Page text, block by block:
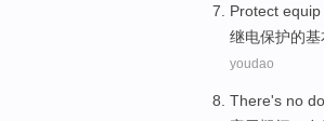
Protect equip
继电保护的基
youdao
There's no